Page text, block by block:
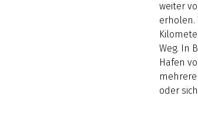
weiter
erholen.
Weg. In
Hafen
oder